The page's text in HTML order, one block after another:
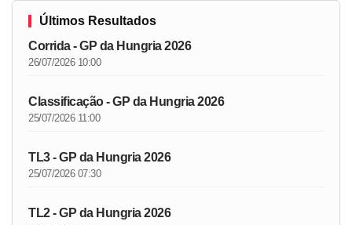
Últimos Resultados
Corrida - GP da Hungria 2026
26/07/2026 10:00
Classificação - GP da Hungria 2026
25/07/2026 11:00
TL3 - GP da Hungria 2026
25/07/2026 07:30
TL2 - GP da Hungria 2026